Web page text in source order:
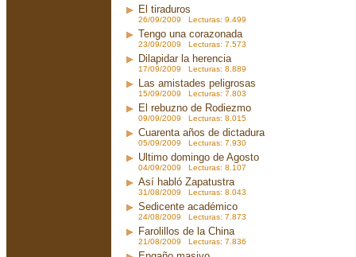
El tiraduros
26/09/2009 Lecturas: 9.499
Tengo una corazonada
23/09/2009 Lecturas: 7.573
Dilapidar la herencia
17/09/2009 Lecturas: 8.889
Las amistades peligrosas
15/09/2009 Lecturas: 7.803
El rebuzno de Rodiezmo
09/09/2009 Lecturas: 8.015
Cuarenta años de dictadura
05/09/2009 Lecturas: 7.930
Ultimo domingo de Agosto
04/09/2009 Lecturas: 8.107
Así habló Zapatustra
31/08/2009 Lecturas: 8.043
Sedicente académico
24/08/2009 Lecturas: 7.873
Farolillos de la China
21/08/2009 Lecturas: 7.836